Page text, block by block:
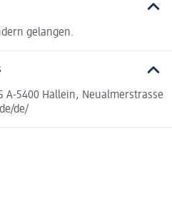
gelangen.
A-5400 Hallein, Neualmerstrasse
de/